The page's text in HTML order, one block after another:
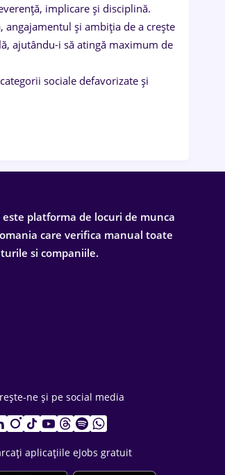
implicare și disciplină.
angajamentul şi ambiția de a crește
ajutându-i să atingă maximum de
sociale defavorizate și
este platforma de locuri de munca
care verifica manual toate
si companiile.
ne și pe social media
aplicațiile eJobs gratuit